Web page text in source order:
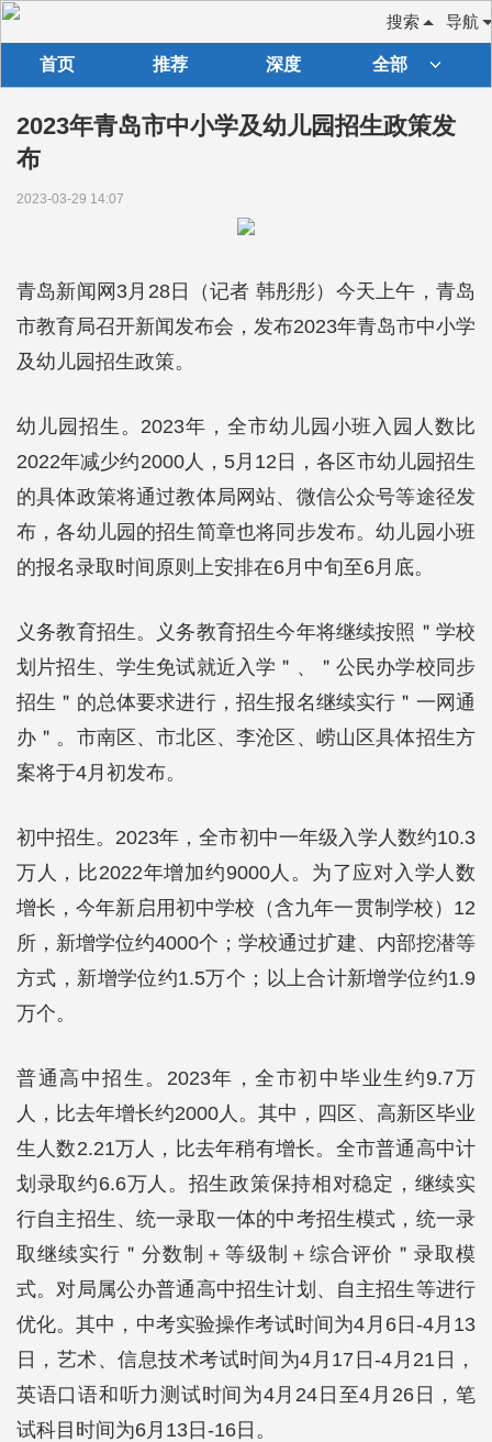
导航
搜索
首页 推荐 深度 全部
2023年青岛市中小学及幼儿园招生政策发
布
2023-03-29 14:07
青岛新闻网3月28日（记者 韩彤彤）今天上午，青岛
市教育局召开新闻发布会，发布2023年青岛市中小学
及幼儿园招生政策。
幼儿园招生。2023年，全市幼儿园小班入园人数比
2022年减少约2000人，5月12日，各区市幼儿园招生
的具体政策将通过教体局网站、微信公众号等途径发
布，各幼儿园的招生简章也将同步发布。幼儿园小班
的报名录取时间原则上安排在6月中旬至6月底。
义务教育招生。义务教育招生今年将继续按照＂学校
划片招生、学生免试就近入学＂、＂公民办学校同步
招生＂的总体要求进行，招生报名继续实行＂一网通
办＂。市南区、市北区、李沧区、崂山区具体招生方
案将于4月初发布。
初中招生。2023年，全市初中一年级入学人数约10.3
万人，比2022年增加约9000人。为了应对入学人数
增长，今年新启用初中学校（含九年一贯制学校）12
所，新增学位约4000个；学校通过扩建、内部挖潜等
方式，新增学位约1.5万个；以上合计新增学位约1.9
万个。
普通高中招生。2023年，全市初中毕业生约9.7万
人，比去年增长约2000人。其中，四区、高新区毕业
生人数2.21万人，比去年稍有增长。全市普通高中计
划录取约6.6万人。招生政策保持相对稳定，继续实
行自主招生、统一录取一体的中考招生模式，统一录
取继续实行＂分数制＋等级制＋综合评价＂录取模
式。对局属公办普通高中招生计划、自主招生等进行
优化。其中，中考实验操作考试时间为4月6日-4月13
日，艺术、信息技术考试时间为4月17日-4月21日，
英语口语和听力测试时间为4月24日至4月26日，笔
试科目时间为6月13日-16日。